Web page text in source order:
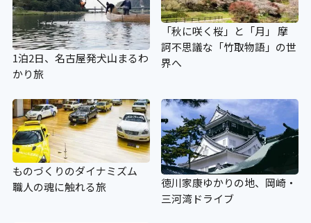
1泊2日、名古屋発犬山まるわ
かり旅
「秋に咲く桜」と「月」 摩
訶不思議な「竹取物語」の世
界へ
ものづくりのダイナミズム
職人の魂に触れる旅
徳川家康ゆかりの地、岡崎・
三河湾ドライブ